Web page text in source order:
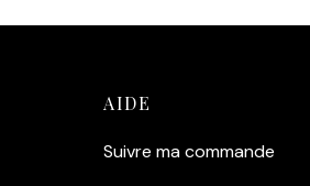
AIDE
Suivre ma commande